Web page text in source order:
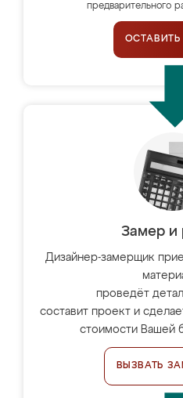
предварительного
ОСТАВИТЬ
Замер и
Дизайнер-замерщик
проведёт
составит проект и
стоимости Вашей
ВЫЗВАТЬ